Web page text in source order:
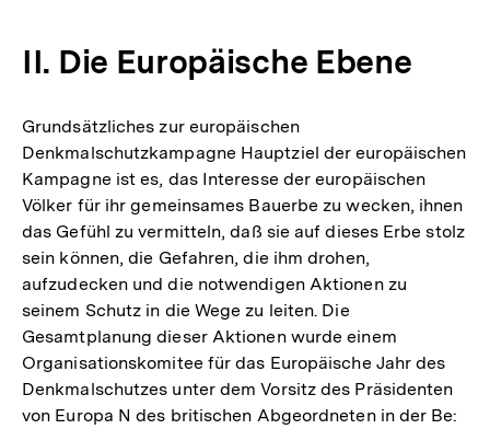
II. Die Europäische Ebene
Grundsätzliches zur europäischen
Denkmalschutzkampagne Hauptziel der europäischen
Kampagne ist es, das Interesse der europäischen
Völker für ihr gemeinsames Bauerbe zu wecken, ihnen
das Gefühl zu vermitteln, daß sie auf dieses Erbe stolz
sein können, die Gefahren, die ihm drohen,
aufzudecken und die notwendigen Aktionen zu
seinem Schutz in die Wege zu leiten. Die
Gesamtplanung dieser Aktionen wurde einem
Organisationskomitee für das Europäische Jahr des
Denkmalschutzes unter dem Vorsitz des Präsidenten
von Europa N des britischen Abgeordneten in der Be: